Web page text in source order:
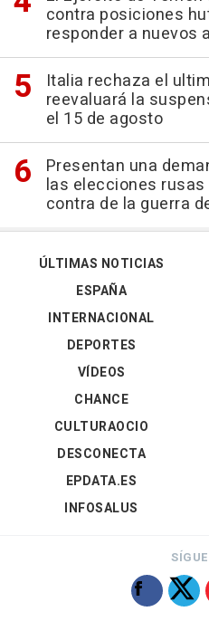
contra posiciones
responder a nuevos
Italia rechaza el
reevaluará la
el 15 de agosto
Presentan una
las elecciones
contra de la guerra
ÚLTIMAS NOTICIAS
ESPAÑA
INTERNACIONAL
DEPORTES
VÍDEOS
CHANCE
CULTURAOCIO
DESCONECTA
EPDATA.ES
INFOSALUS